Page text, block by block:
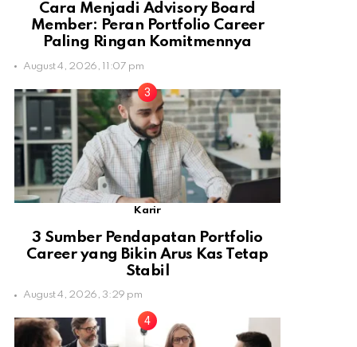
Cara Menjadi Advisory Board
Member: Peran Portfolio Career
Paling Ringan Komitmennya
August 4, 2026, 11:07 pm
Karir
3 Sumber Pendapatan Portfolio
Career yang Bikin Arus Kas Tetap
Stabil
August 4, 2026, 3:29 pm